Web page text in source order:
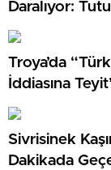
Daralıyor:
Troya’da
İddiasına
Sivrisinek
Dakikada